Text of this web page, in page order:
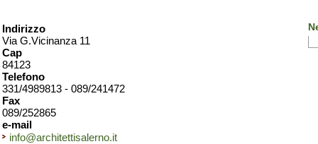
Indirizzo
Via G.Vicinanza 11
Cap
84123
Telefono
331/4989813 - 089/241472
Fax
089/252865
e-mail
info@architettisalerno.it